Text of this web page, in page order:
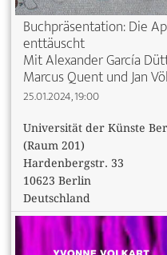
Buchpräsentation: Die
enttäuscht
Mit Alexander García
Marcus Quent und Jan
25.01.2024, 19:00
Universität der Künste
(Raum 201)
Hardenbergstr. 33
10623 Berlin
Deutschland